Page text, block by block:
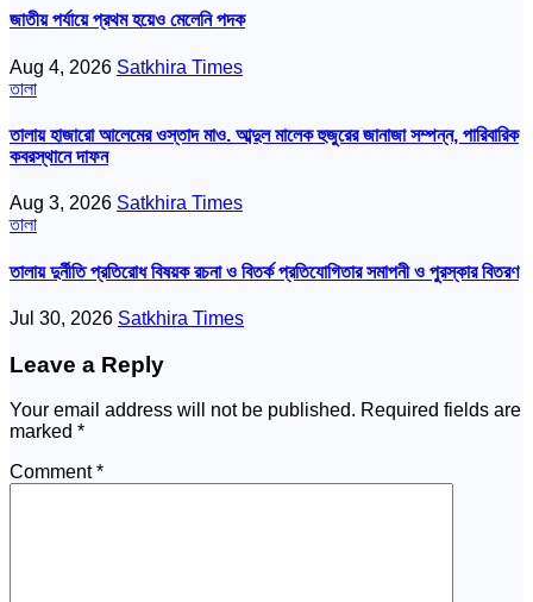
জাতীয় পর্যায়ে প্রথম হয়েও মেলেনি পদক
Aug 4, 2026 Satkhira Times
তালা
তালায় হাজারো আলেমের ওস্তাদ মাও. আব্দুল মালেক হুজুরের জানাজা সম্পন্ন, পারিবারিক
কবরস্থানে দাফন
Aug 3, 2026 Satkhira Times
তালা
তালায় দুর্নীতি প্রতিরোধ বিষয়ক রচনা ও বিতর্ক প্রতিযোগিতার সমাপনী ও পুরস্কার বিতরণ
Jul 30, 2026 Satkhira Times
Leave a Reply
Your email address will not be published. Required fields are
marked *
Comment*